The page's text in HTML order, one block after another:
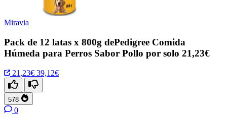
Miravia
Pack de 12 latas x 800g dePedigree Comida
Húmeda para Perros Sabor Pollo por solo 21,23€
21,23€ 39,12€
578
0